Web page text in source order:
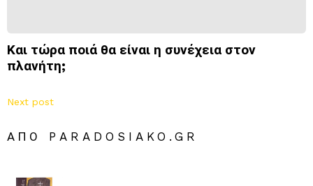
Και τώρα ποιά θα είναι η συνέχεια στον
πλανήτη;
Next post
ΑΠΌ PARADOSIAKO.GR